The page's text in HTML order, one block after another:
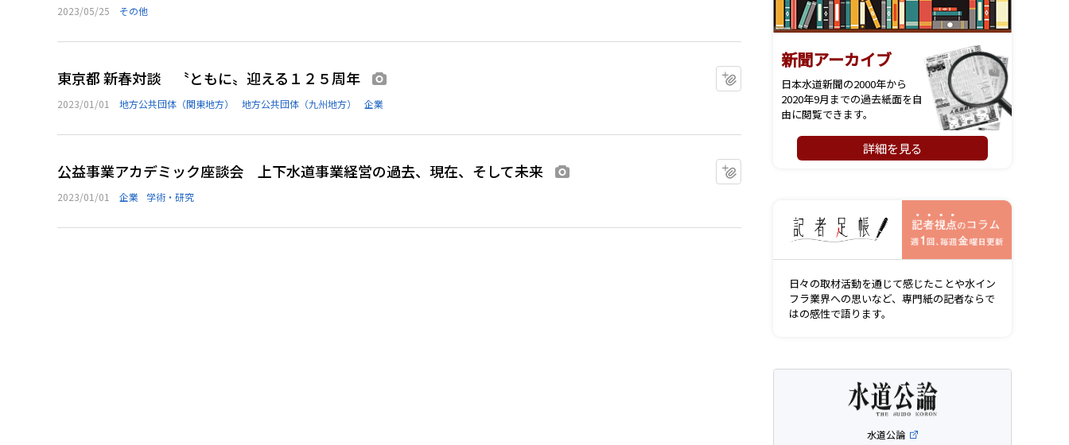
2023/05/25 その他
東京都 新春対談 〝ともに〟迎える１２５周年
2023/01/01 地方公共団体（関東地方） 地方公共団体（九州地方） 企業
公益事業アカデミック座談会 上下水道事業経営の過去、現在、そして未来
2023/01/01 企業 学術・研究
新聞アーカイブ
日本水道新聞の2000年から
2020年9月までの過去紙面を自
由に閲覧できます。
詳細を見る
日々の取材活動を通じて感じたことや水イン
フラ業界への思いなど、専門紙の記者ならで
はの感性で語ります。
水道公論